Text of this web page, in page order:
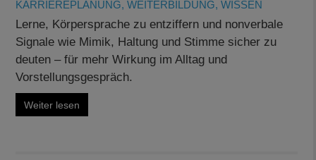
KARRIEREPLANUNG,WEITERBILDUNG,WISSEN
Lerne, Körpersprache zu entziffern und nonverbale
Signale wie Mimik, Haltung und Stimme sicher zu
deuten – für mehr Wirkung im Alltag und
Vorstellungsgespräch.
Weiter lesen